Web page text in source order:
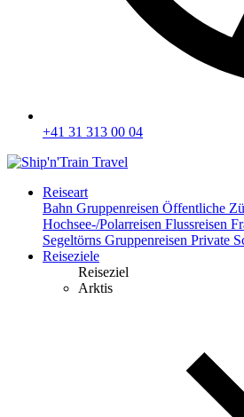
+41 31 313 00 04
Reiseart
Bahn Gruppenreisen Öffentliche
Hochsee-/Polarreisen Flussreisen
Segeltörns Gruppenreisen Private
Reiseziele
Reiseziel
Arktis